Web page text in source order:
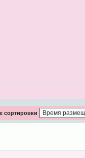
сортировки